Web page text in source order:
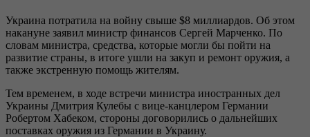
Украина потратила на войну свыше $8 миллиардов. Об этом
накануне заявил министр финансов Сергей Марченко. По
словам министра, средства, которые могли бы пойти на
развитие страны, в итоге ушли на закуп и ремонт оружия, а
также экстренную помощь жителям.
Тем временем, в ходе встречи министра иностранных дел
Украины Дмитрия Кулебы с вице-канцлером Германии
Робертом Хабеком, стороны договорились о дальнейших
поставках оружия из Германии в Украину.